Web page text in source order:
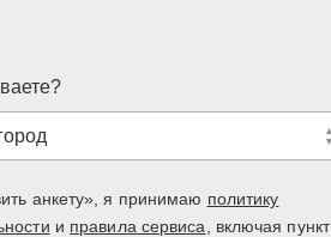
анкету», я принимаю политику
и правила сервиса , включая пункт